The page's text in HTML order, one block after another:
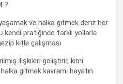
?
ve halka gitmek deriz her
kendi pratiğinde farklı yollarla
kitle çalışması
ilişkileri geliştirir, kimi
halka gitmek kavramı hayatın